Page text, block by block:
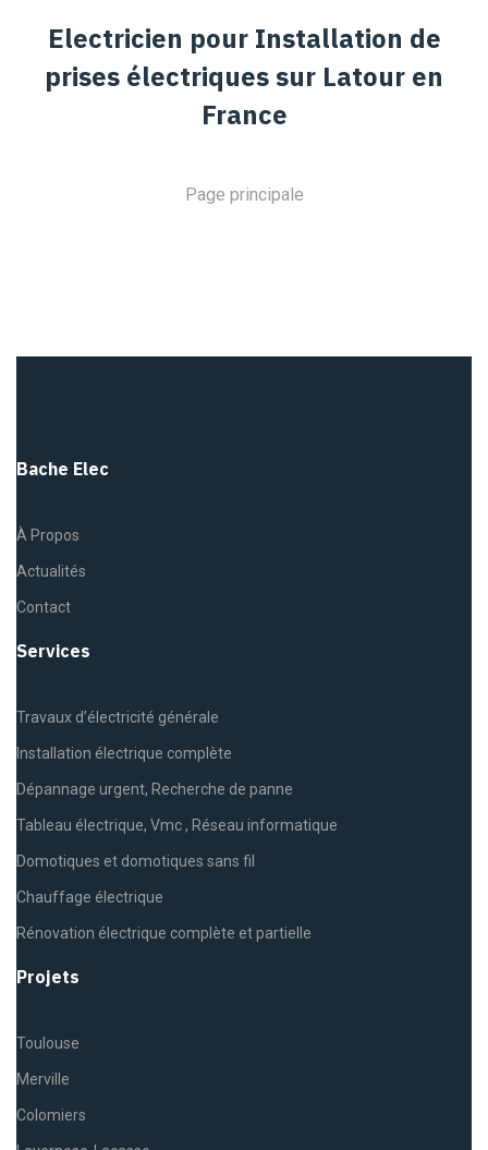
Electricien pour Installation de
prises électriques sur Latour en
France
Page principale
Bache Elec
À Propos
Actualités
Contact
Services
Travaux d’électricité générale
Installation électrique complète
Dépannage urgent, Recherche de panne
Tableau électrique, Vmc , Réseau informatique
Domotiques et domotiques sans fil
Chauffage électrique
Rénovation électrique complète et partielle
Projets
Toulouse
Merville
Colomiers